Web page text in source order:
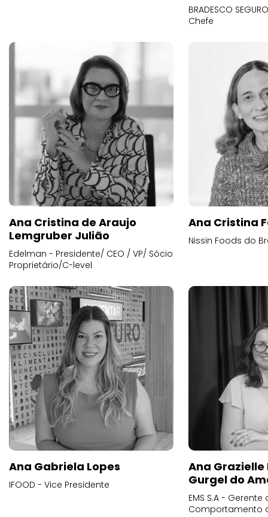
BRADESCO
Chefe
Ana Cristina de Araujo
Lemgruber Julião
Edelman - Presidente/ CEO / VP/ Sócio
Proprietário/C-level
Ana Cristina
Nissin Foods do
Ana Gabriela Lopes
IFOOD - Vice Presidente
Ana
Gurgel do
EMS S.A -
Comportamento